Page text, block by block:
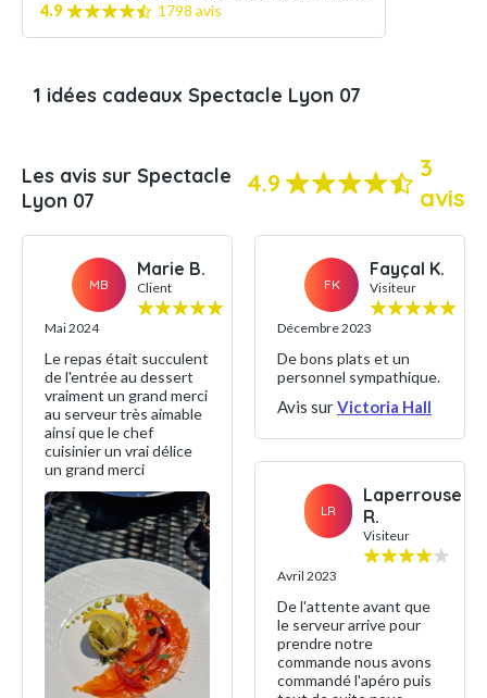
4.9
1798 avis
1 idées cadeaux Spectacle Lyon 07
Les avis sur Spectacle
Lyon 07
4.9
3
avis
MB
Marie B.
Client
Mai 2024
Le repas était succulent
de l'entrée au dessert
vraiment un grand merci
au serveur très aimable
ainsi que le chef
cuisinier un vrai délice
un grand merci
FK
Fayçal K.
Visiteur
Décembre 2023
De bons plats et un
personnel sympathique.
Avis surVictoria Hall
LR
Laperrouse
R.
Visiteur
Avril 2023
De l'attente avant que
le serveur arrive pour
prendre notre
commande nous avons
commandé l'apéro puis